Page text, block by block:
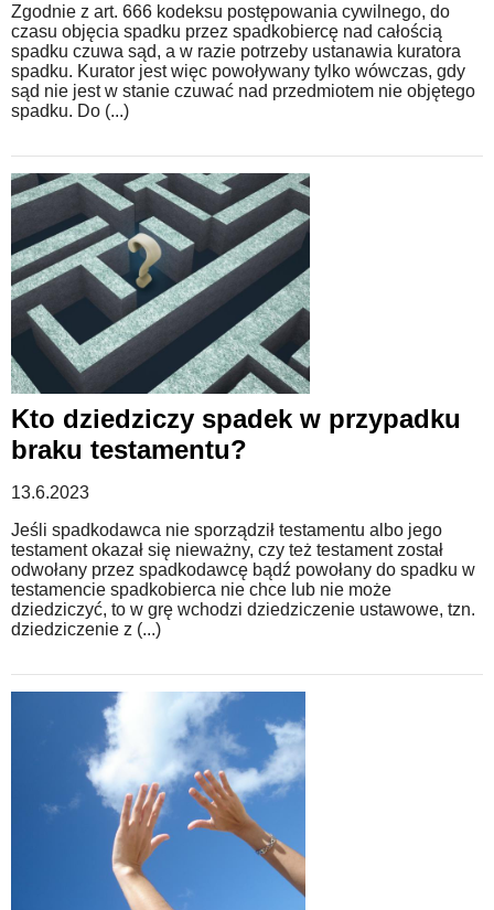
Zgodnie z art. 666 kodeksu postępowania cywilnego, do
czasu objęcia spadku przez spadkobiercę nad całością
spadku czuwa sąd, a w razie potrzeby ustanawia kuratora
spadku. Kurator jest więc powoływany tylko wówczas, gdy
sąd nie jest w stanie czuwać nad przedmiotem nie objętego
spadku. Do (...)
Kto dziedziczy spadek w przypadku
braku testamentu?
13.6.2023
Jeśli spadkodawca nie sporządził testamentu albo jego
testament okazał się nieważny, czy też testament został
odwołany przez spadkodawcę bądź powołany do spadku w
testamencie spadkobierca nie chce lub nie może
dziedziczyć, to w grę wchodzi dziedziczenie ustawowe, tzn.
dziedziczenie z (...)